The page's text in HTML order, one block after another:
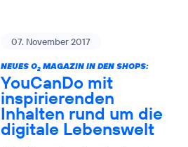
07. November 2017
NEUES O2MAGAZIN IN DEN SHOPS:
YouCanDo mit
inspirierenden
Inhalten rund um die
digitale Lebenswelt